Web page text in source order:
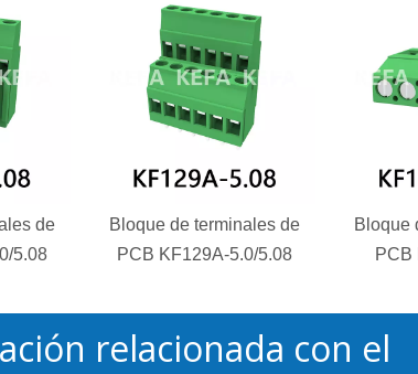
de
5.08
Bloque de terminales de
PCB KF129A-5.0/5.08
Bloque
PCB
relacionada con el